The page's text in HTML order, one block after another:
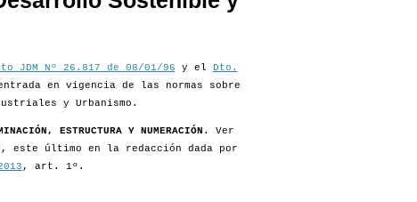
JDM Nº 26.817 de 08/01/96 y el Dto.
en vigencia de las normas sobre
y Urbanismo.
ESTRUCTURA Y NUMERACIÓN . Ver
este último en la redacción dada por
, art. 1º.